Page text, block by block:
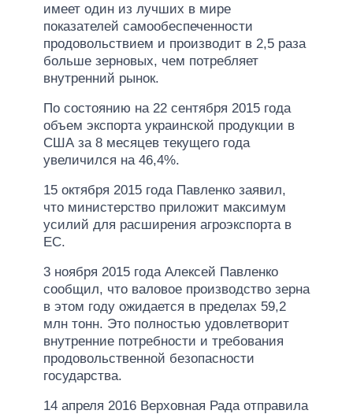
имеет один из лучших в мире
показателей самообеспеченности
продовольствием и производит в 2,5 раза
больше зерновых, чем потребляет
внутренний рынок.
По состоянию на 22 сентября 2015 года
объем экспорта украинской продукции в
США за 8 месяцев текущего года
увеличился на 46,4%.
15 октября 2015 года Павленко заявил,
что министерство приложит максимум
усилий для расширения агроэкспорта в
ЕС.
3 ноября 2015 года Алексей Павленко
сообщил, что валовое производство зерна
в этом году ожидается в пределах 59,2
млн тонн. Это полностью удовлетворит
внутренние потребности и требования
продовольственной безопасности
государства.
14 апреля 2016 Верховная Рада отправила